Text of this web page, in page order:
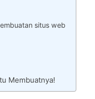
situs web
Membuatnya!